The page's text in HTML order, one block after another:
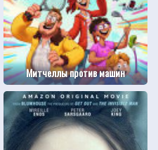
Митчеллы против машин